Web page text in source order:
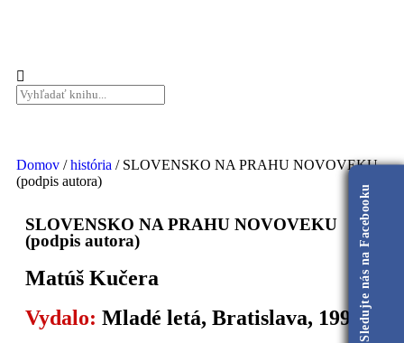
Domov /história / SLOVENSKO NA PRAHU NOVOVEKU
(podpis autora)
SLOVENSKO NA PRAHU NOVOVEKU
(podpis autora)
Matúš Kučera
Vydalo: Mladé letá, Bratislava, 1993Sledujte nás na Facebooku